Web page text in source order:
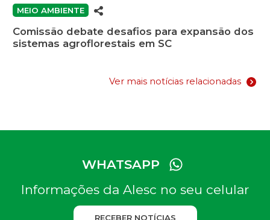
MEIO AMBIENTE
Comissão debate desafios para expansão dos
sistemas agroflorestais em SC
Ver mais notícias relacionadas
WHATSAPP
Informações da Alesc no seu celular
RECEBER NOTÍCIAS